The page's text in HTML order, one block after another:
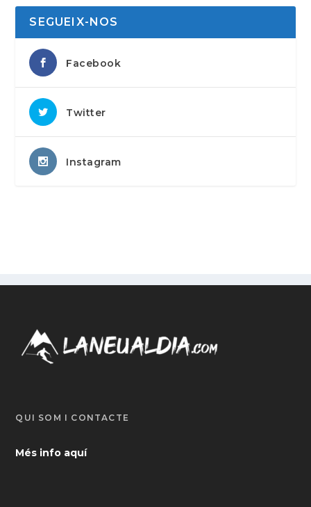
SEGUEIX-NOS
Facebook
Twitter
Instagram
QUI SOM I CONTACTE
Més info aquí